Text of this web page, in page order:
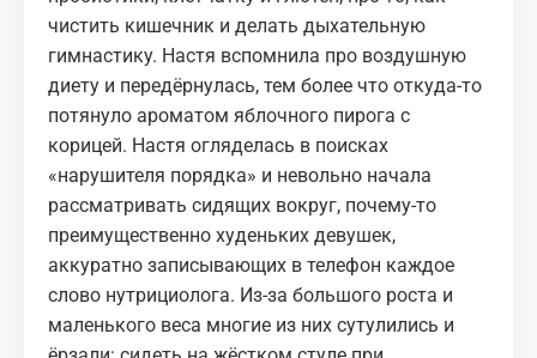
чистить кишечник и делать дыхательную
гимнастику. Настя вспомнила про воздушную
диету и передёрнулась, тем более что откуда‑то
потянуло ароматом яблочного пирога с
корицей. Настя огляделась в поисках
«нарушителя порядка» и невольно начала
рассматривать сидящих вокруг, почему‑то
преимущественно худеньких девушек,
аккуратно записывающих в телефон каждое
слово нутрициолога. Из‑за большого роста и
маленького веса многие из них сутулились и